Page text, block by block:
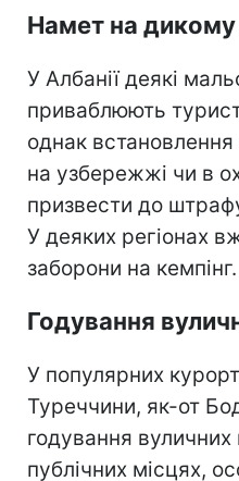
Намет на дикому
У Албанії деякі
приваблюють
однак
на узбережжі чи в
призвести до
У деяких регіонах
заборони на кемпінг.
Годування
У популярних
Туреччини, як-от
годування вуличних
публічних місцях,